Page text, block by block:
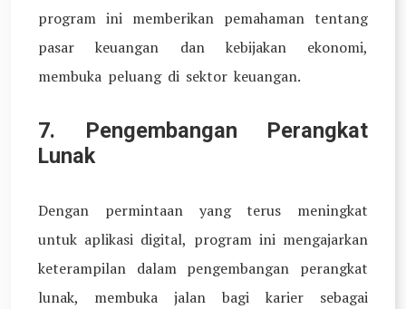
program ini memberikan pemahaman tentang
pasar keuangan dan kebijakan ekonomi,
membuka peluang di sektor keuangan.
7. Pengembangan Perangkat
Lunak
Dengan permintaan yang terus meningkat
untuk aplikasi digital, program ini mengajarkan
keterampilan dalam pengembangan perangkat
lunak, membuka jalan bagi karier sebagai